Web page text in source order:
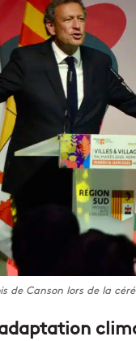
de Canson lors de la